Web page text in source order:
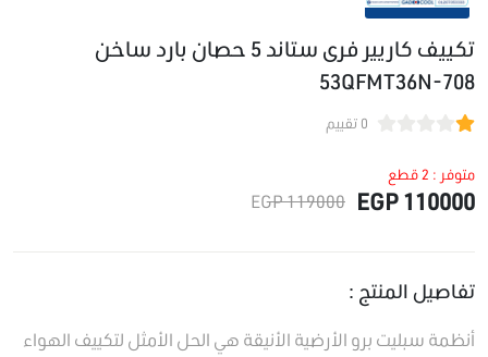
تكييف كاريير فرى ستاند 5 حصان بارد ساخن
53QFMT36N-708
0 تقييم
متوفر : 2 قطع
110000 EGP
119000 EGP
تفاصيل المنتج :
أنظمة سبليت برو الأرضية الأنيقة هي الحل الأمثل لتكييف الهواء